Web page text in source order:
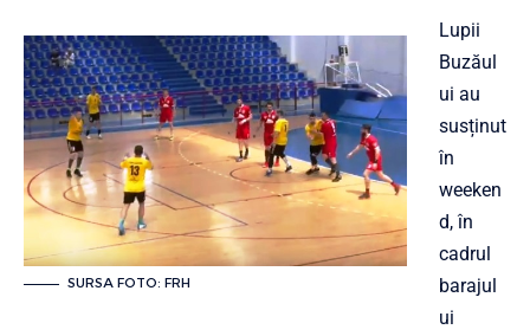
SURSA FOTO: FRH
Lupii
Buzăul
ui au
susținut
în
weeken
d, în
cadrul
barajul
ui